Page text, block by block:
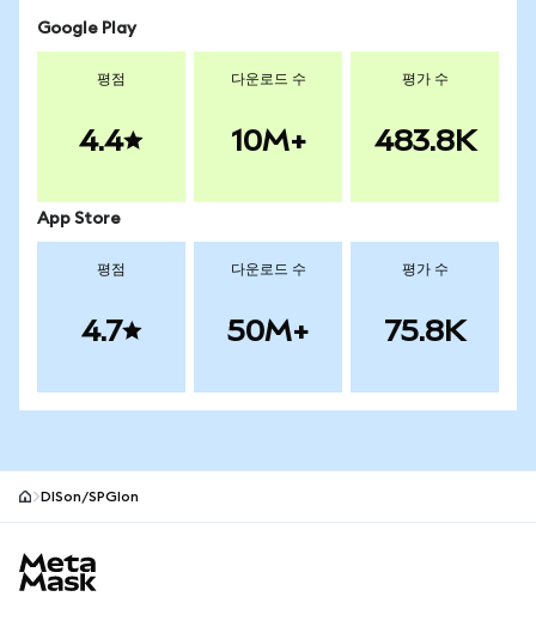
Google Play
평점
4.4
다운로드 수
10M+
평가 수
483.8K
App Store
평점
4.7
다운로드 수
50M+
평가 수
75.8K
DISon/SPGIon